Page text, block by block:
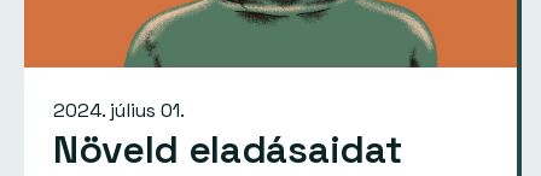
2024. július 01.
Növeld eladásaidat